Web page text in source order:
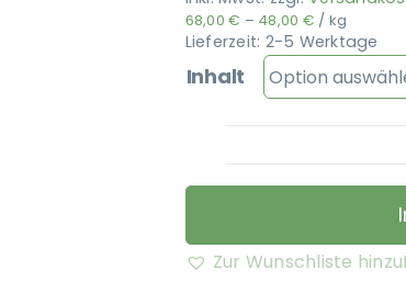
68,00€ – 48,00 € / kg
Lieferzeit: 2-5 Werktage
Inhalt
Zur Wunschliste